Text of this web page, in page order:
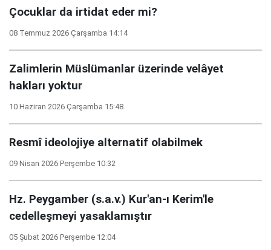
Çocuklar da irtidat eder mi?
08 Temmuz 2026 Çarşamba 14:14
Zalimlerin Müslümanlar üzerinde velâyet
hakları yoktur
10 Haziran 2026 Çarşamba 15:48
Resmî ideolojiye alternatif olabilmek
09 Nisan 2026 Perşembe 10:32
Hz. Peygamber (s.a.v.) Kur'an-ı Kerim'le
cedelleşmeyi yasaklamıştır
05 Şubat 2026 Perşembe 12:04